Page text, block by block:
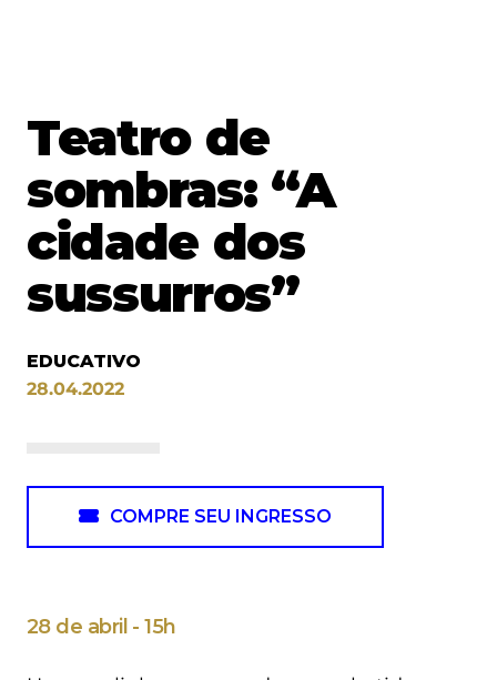
Teatro de
sombras: “A
cidade dos
sussurros”
EDUCATIVO
28.04.2022
COMPRE SEU INGRESSO
28 de abril - 15h